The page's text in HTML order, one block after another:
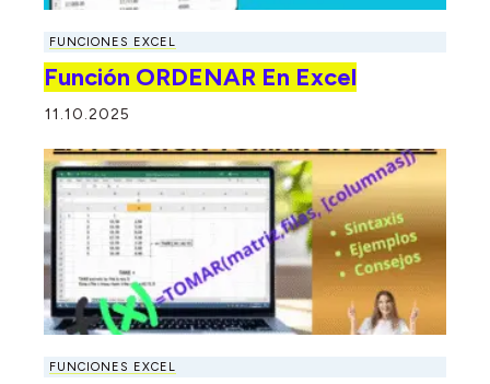
FUNCIONES EXCEL
Función ORDENAR En Excel
11.10.2025
FUNCIONES EXCEL